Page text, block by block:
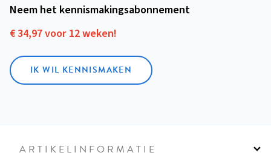
Neem het kennismakings­abonnement
€ 34,97 voor 12 weken!
IK WIL KENNISMAKEN
ARTIKELINFORMATIE